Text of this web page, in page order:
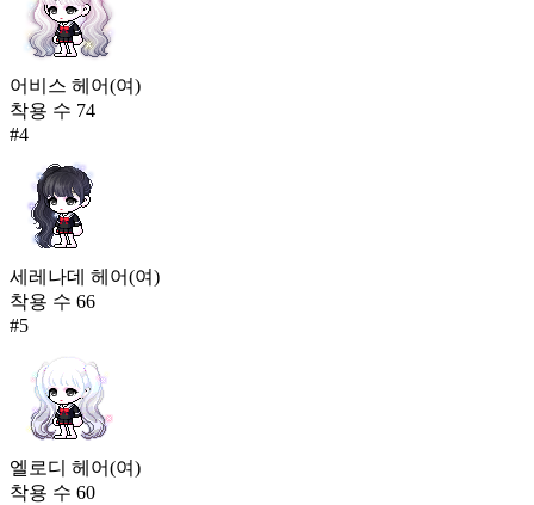
어비스 헤어(여)
착용 수 74
#4
세레나데 헤어(여)
착용 수 66
#5
엘로디 헤어(여)
착용 수 60